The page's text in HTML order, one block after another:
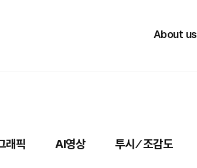
About us
래픽 AI영상 투시 ⁄ 조감도